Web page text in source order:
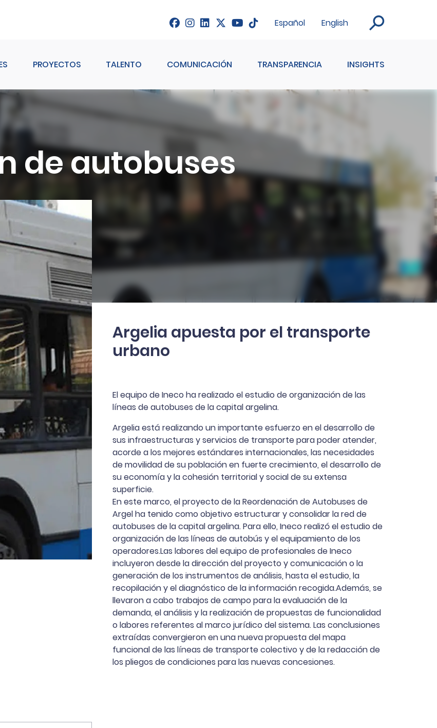
Español English
PROYECTOS TALENTO COMUNICACIÓN TRANSPARENCIA INSIGHTS
de autobuses
Argelia apuesta por el transporte
urbano
El equipo de Ineco ha realizado el estudio de organización de las
líneas de autobuses de la capital argelina.
Argelia está realizando un importante esfuerzo en el desarrollo de
sus infraestructuras y servicios de transporte para poder atender,
acorde a los mejores estándares internacionales, las necesidades
de movilidad de su población en fuerte crecimiento, el desarrollo de
su economía y la cohesión territorial y social de su extensa
superficie.
En este marco, el proyecto de la Reordenación de Autobuses de
Argel ha tenido como objetivo estructurar y consolidar la red de
autobuses de la capital argelina. Para ello, Ineco realizó el estudio de
organización de las líneas de autobús y el equipamiento de los
operadores.Las labores del equipo de profesionales de Ineco
incluyeron desde la dirección del proyecto y comunicación o la
generación de los instrumentos de análisis, hasta el estudio, la
recopilación y el diagnóstico de la información recogida.Además, se
llevaron a cabo trabajos de campo para la evaluación de la
demanda, el análisis y la realización de propuestas de funcionalidad
o labores referentes al marco jurídico del sistema. Las conclusiones
extraídas convergieron en una nueva propuesta del mapa
funcional de las líneas de transporte colectivo y de la redacción de
los pliegos de condiciones para las nuevas concesiones.